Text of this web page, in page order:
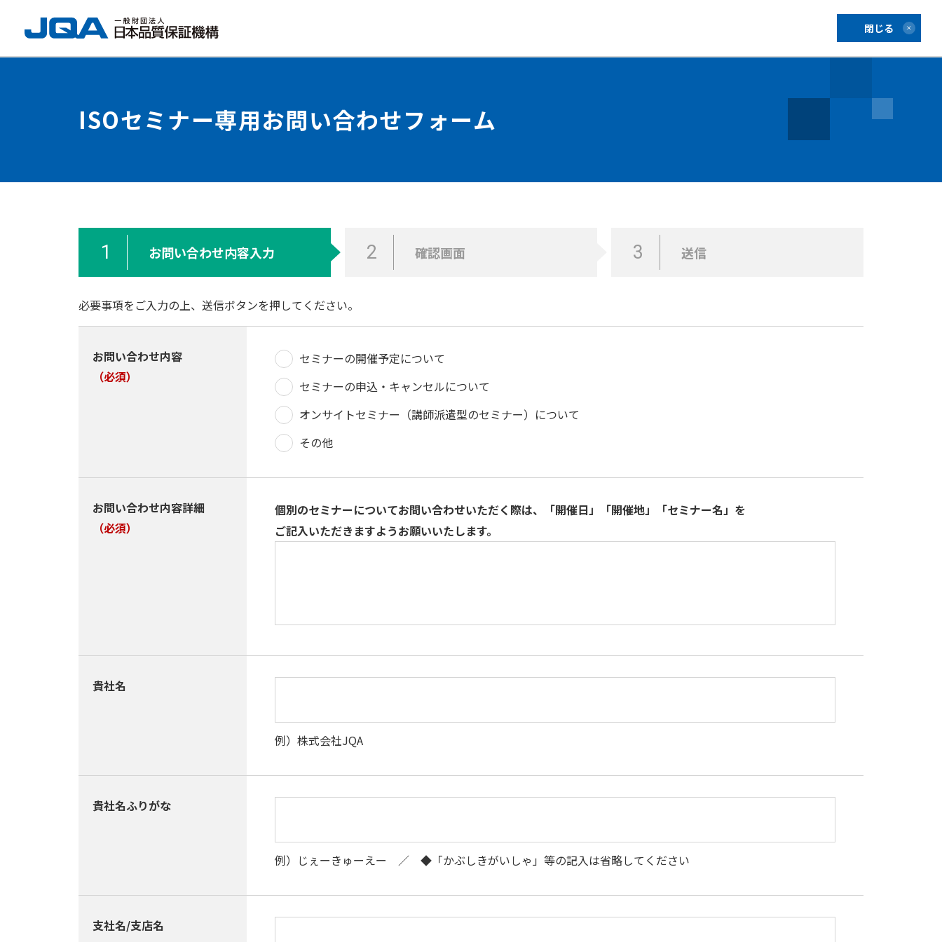
閉じる
ISOセミナー専用お問い合わせフォーム
1 お問い合わせ内容入力 2 確認画面 3 送信
必要事項をご入力の上、送信ボタンを押してください。
お問い合わせ内容
（必須）
セミナーの開催予定について
セミナーの申込・キャンセルについて
オンサイトセミナー（講師派遣型のセミナー）について
その他
お問い合わせ内容詳細
（必須）
個別のセミナーについてお問い合わせいただく際は、「開催日」「開催地」「セミナー名」を
ご記入いただきますようお願いいたします。
貴社名
例）株式会社JQA
貴社名ふりがな
例）じぇーきゅーえー ／ ◆「かぶしきがいしゃ」等の記入は省略してください
支社名/支店名